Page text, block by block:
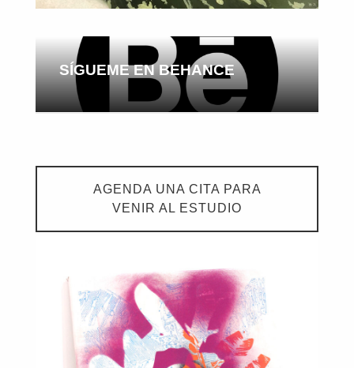
SÍGUEME EN BEHANCE
AGENDA UNA CITA PARA
VENIR AL ESTUDIO